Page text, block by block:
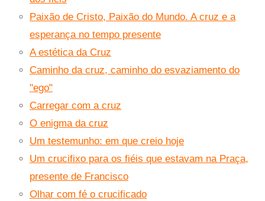
Paixão de Cristo, Paixão do Mundo. A cruz e a
esperança no tempo presente
A estética da Cruz
Caminho da cruz, caminho do esvaziamento do
"ego"
Carregar com a cruz
O enigma da cruz
Um testemunho: em que creio hoje
Um crucifixo para os fiéis que estavam na Praça,
presente de Francisco
Olhar com fé o crucificado